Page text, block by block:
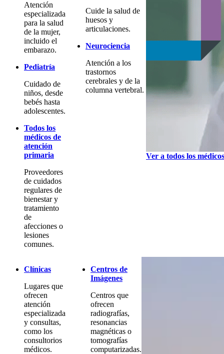
Atención
especializada
para la salud
de la mujer,
incluido el
embarazo.
Pediatría
Cuidado de
niños, desde
bebés hasta
adolescentes.
Todos los
médicos de
atención
primaria
Proveedores
de cuidados
regulares de
bienestar y
tratamiento
de
afecciones o
lesiones
comunes.
Cuide la salud de
huesos y
articulaciones.
Neurociencia
Atención a los
trastornos
cerebrales y de la
columna vertebral.
Ver a todos los médicos
Clínicas
Lugares que
ofrecen
atención
especializada
y consultas,
como los
consultorios
médicos.
Centros de
Imágenes
Centros que
ofrecen
radiografías,
resonancias
magnéticas o
tomografías
computarizadas.